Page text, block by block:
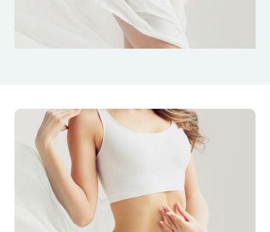
examens de routine pour toutes les interventions
chirurgicales (numération sanguine, structure de la
coagulation et ECG) l'examen spécifique suivant :
Echodoppler des membres inférieurs.